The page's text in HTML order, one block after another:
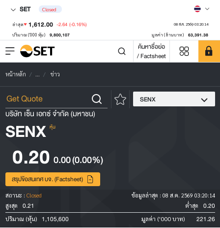
SET Closed
ล่าสุด 1,612.00 -2.64 (-0.16%) 08 ส.ค. 2569 03:20:14
ปริมาณ ('000 หุ้น) 9,800,107 มูลค่า (ล้านบาท) 63,391.38
ค้นหาชื่อย่อ
/ Factsheet
หน้าหลัก ... ข่าว
SENX
บริษัท เซ็น เอกซ์ จำกัด (มหาชน)
SENX หุ้น
0.20 0.00(0.00%)
สรุปข้อสนเทศ บจ. (Factsheet)
สถานะ : Closed ข้อมูลล่าสุด : 08 ส.ค. 2569 03:20:14
สูงสุด
0.21 ต่ำสุด 0.20
ปริมาณ (หุ้น) 1,105,600 มูลค่า ('000 บาท) 221.26